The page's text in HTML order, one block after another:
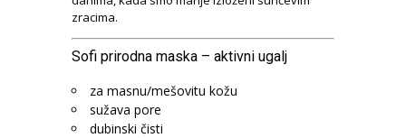
zracima.
Sofi prirodna maska – aktivni ugalj
za masnu/mešovitu kožu
sužava pore
dubinski čisti